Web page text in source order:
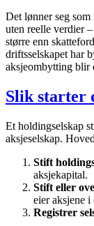
Det lønner seg som
uten reelle verdier
større enn
driftsselskapet har
aksjeombytting blir
Slik starter
Et holdingselskap
aksjeselskap.
Stift
aksjekapital.
Stift eller
eier aksjene i
Registrer